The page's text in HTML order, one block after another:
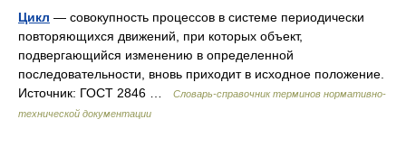
Цикл — совокупность процессов в системе периодически
повторяющихся движений, при которых объект,
подвергающийся изменению в определенной
последовательности, вновь приходит в исходное положение.
Источник: ГОСТ 2846 …
Словарь-справочник терминов нормативно-
технической документации